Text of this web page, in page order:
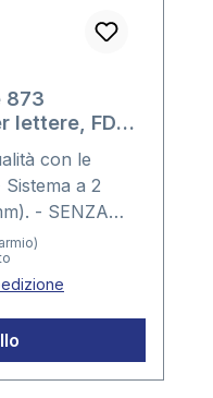
873
lettere, FDC,
con le
a 2
- SENZA
senza
215 x 130